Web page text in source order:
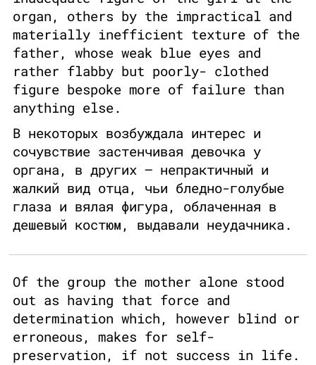
organ, others by the impractical and
materially inefficient texture of the
father, whose weak blue eyes and
rather flabby but poorly- clothed
figure bespoke more of failure than
anything else.
В некоторых возбуждала интерес и
сочувствие застенчивая девочка у
органа, в других – непрактичный и
жалкий вид отца, чьи бледно-голубые
глаза и вялая фигура, облаченная в
дешевый костюм, выдавали неудачника.
Of the group the mother alone stood
out as having that force and
determination which, however blind or
erroneous, makes for self-
preservation, if not success in life.